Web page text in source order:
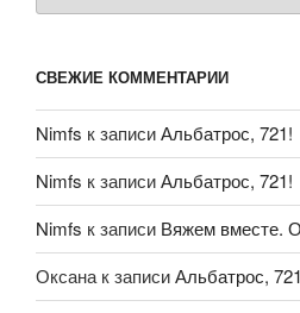
СВЕЖИЕ КОММЕНТАРИИ
Nimfs к записиАльбатрос, 721!
Nimfs к записиАльбатрос, 721!
Nimfs к записи Вяжем вместе.
Оксанак записиАльбатрос,